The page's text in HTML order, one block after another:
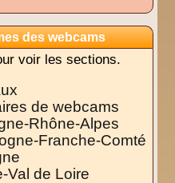
des webcams
voir les sections.
de webcams
Rhône-Alpes
Franche-Comté
Val de Loire